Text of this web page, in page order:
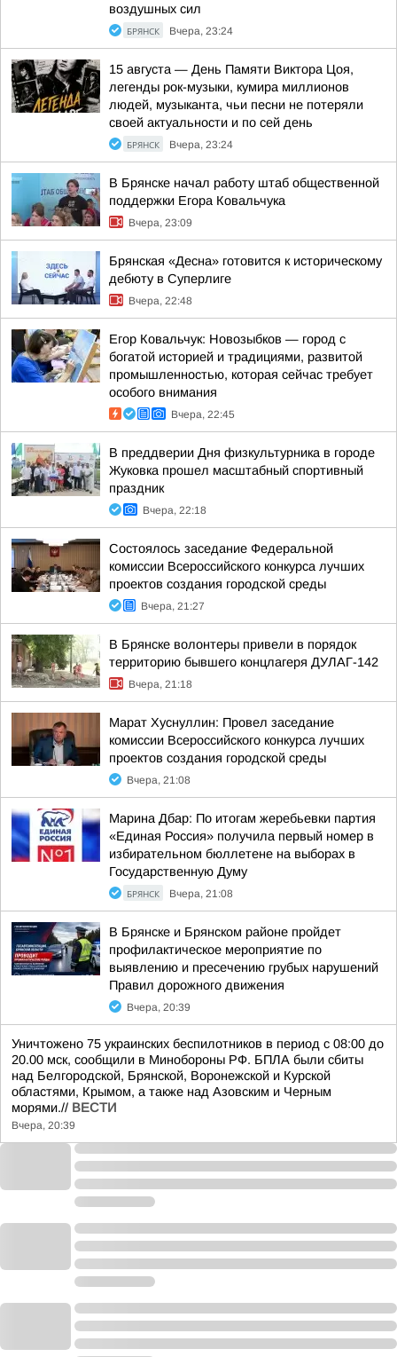
воздушных сил
БРЯНСК Вчера, 23:24
15 августа — День Памяти Виктора Цоя,
легенды рок-музыки, кумира миллионов
людей, музыканта, чьи песни не потеряли
своей актуальности и по сей день
БРЯНСК Вчера, 23:24
В Брянске начал работу штаб общественной
поддержки Егора Ковальчука
Вчера, 23:09
Брянская «Десна» готовится к историческому
дебюту в Суперлиге
Вчера, 22:48
Егор Ковальчук: Новозыбков — город с
богатой историей и традициями, развитой
промышленностью, которая сейчас требует
особого внимания
Вчера, 22:45
В преддверии Дня физкультурника в городе
Жуковка прошел масштабный спортивный
праздник
Вчера, 22:18
Состоялось заседание Федеральной
комиссии Всероссийского конкурса лучших
проектов создания городской среды
Вчера, 21:27
В Брянске волонтеры привели в порядок
территорию бывшего концлагеря ДУЛАГ-142
Вчера, 21:18
Марат Хуснуллин: Провел заседание
комиссии Всероссийского конкурса лучших
проектов создания городской среды
Вчера, 21:08
Марина Дбар: По итогам жеребьевки партия
«Единая Россия» получила первый номер в
избирательном бюллетене на выборах в
Государственную Думу
БРЯНСК Вчера, 21:08
В Брянске и Брянском районе пройдет
профилактическое мероприятие по
выявлению и пресечению грубых нарушений
Правил дорожного движения
Вчера, 20:39
Уничтожено 75 украинских беспилотников в период с 08:00 до
20.00 мск, сообщили в Минобороны РФ. БПЛА были сбиты
над Белгородской, Брянской, Воронежской и Курской
областями, Крымом, а также над Азовским и Черным
морями.// ВЕСТИ
Вчера, 20:39